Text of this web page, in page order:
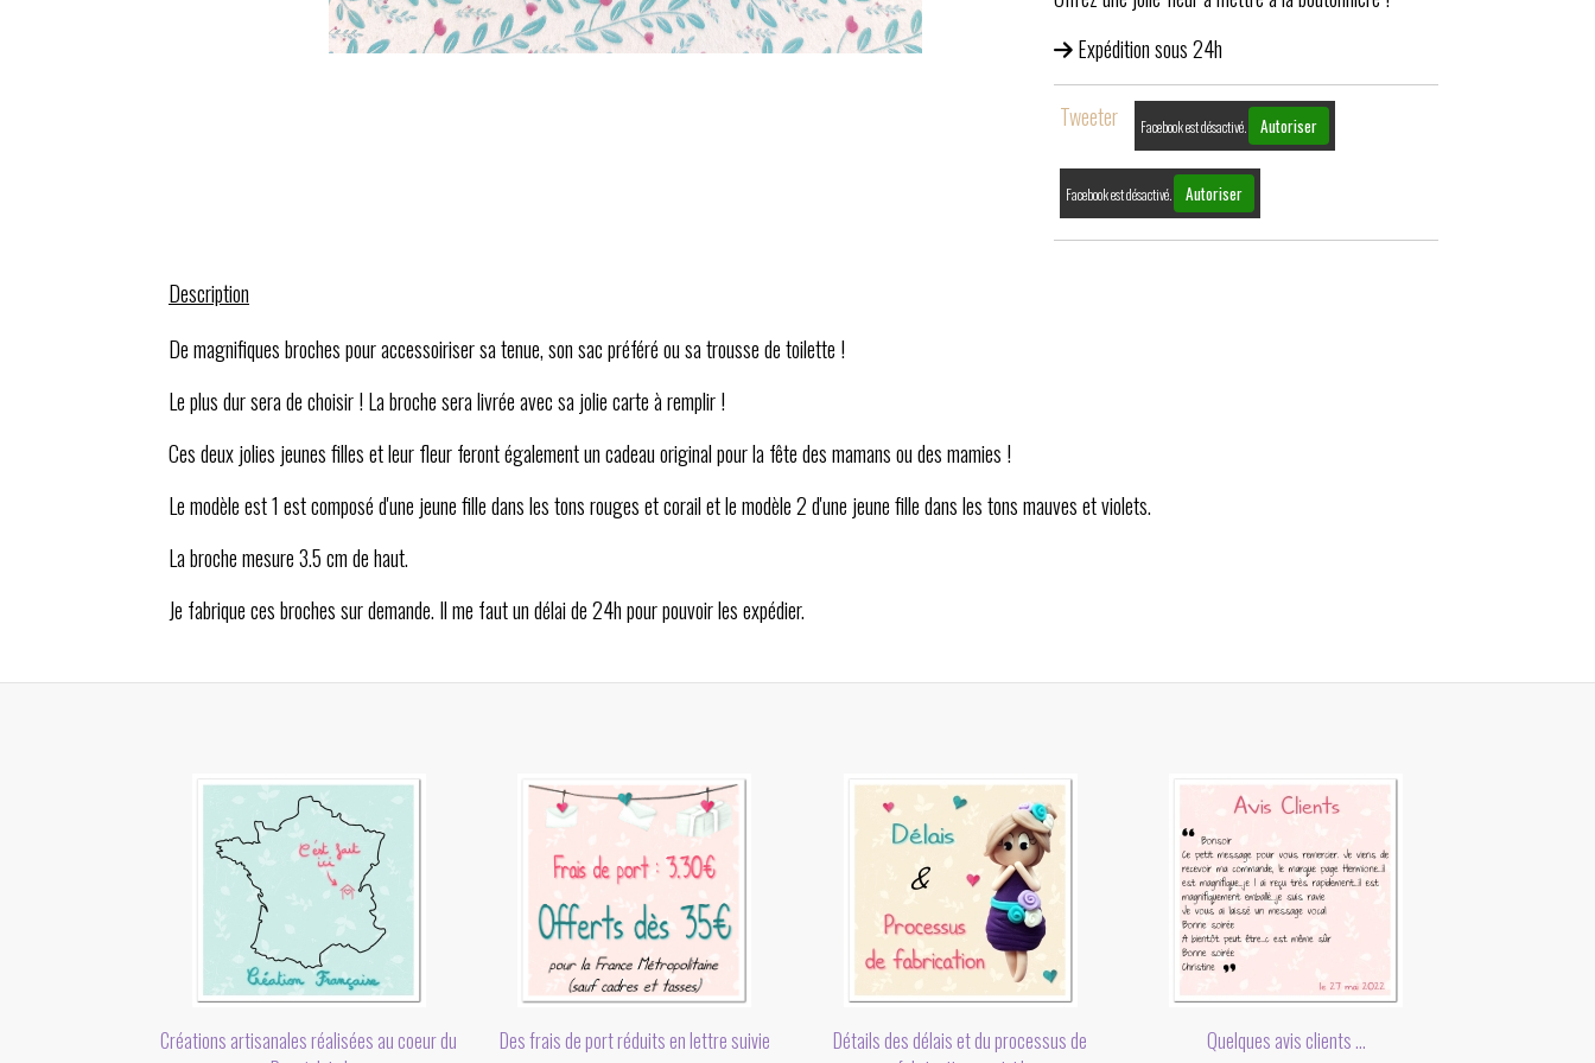
Expédition sous 24h
Tweeter Facebook est désactivé. Autoriser
Facebook est désactivé. Autoriser
Description
De magnifiques broches pour accessoiriser sa tenue, son sac préféré ou sa trousse de toilette !
Le plus dur sera de choisir ! La broche sera livrée avec sa jolie carte à remplir !
Ces deux jolies jeunes filles et leur fleur feront également un cadeau original pour la fête des mamans ou des mamies !
Le modèle est 1 est composé d'une jeune fille dans les tons rouges et corail et le modèle 2 d'une jeune fille dans les tons mauves et violets.
La broche mesure 3.5 cm de haut.
Je fabrique ces broches sur demande. Il me faut un délai de 24h pour pouvoir les expédier.
Créations artisanales réalisées au coeur du
Des frais de port réduits en lettre suivie
Détails des délais et du processus de
Quelques avis clients ...